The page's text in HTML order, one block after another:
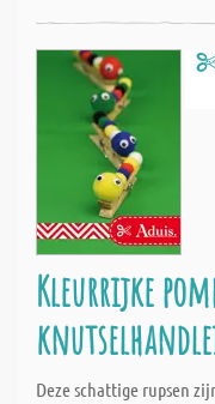
Kleurrijke
Deze schattige rupsen